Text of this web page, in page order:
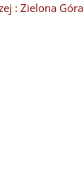
: Zielona